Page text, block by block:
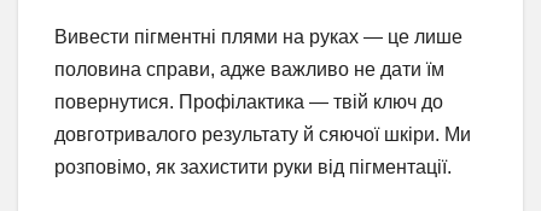
Вивести пігментні плями на руках — це лише
половина справи, адже важливо не дати їм
повернутися. Профілактика — твій ключ до
довготривалого результату й сяючої шкіри. Ми
розповімо, як захистити руки від пігментації.